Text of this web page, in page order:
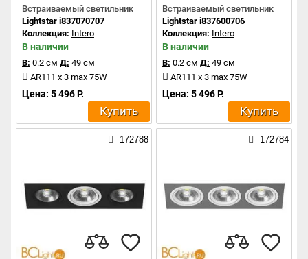
Встраиваемый светильник
Lightstar i837070707
Коллекция: Intero
В наличии
В: 0.2 см Д: 49 см
AR111 x 3 max 75W
Цена: 5 496 Р.
Купить
Встраиваемый светильник
Lightstar i837600706
Коллекция: Intero
В наличии
В: 0.2 см Д: 49 см
AR111 x 3 max 75W
Цена: 5 496 Р.
Купить
172788 172784